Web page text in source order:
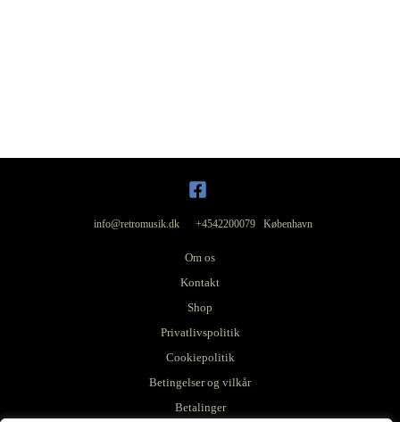
info@retromusik.dk +4542200079 København
Om os
Kontakt
Shop
Privatlivspolitik
Cookiepolitik
Betingelser og vilkår
Betalinger